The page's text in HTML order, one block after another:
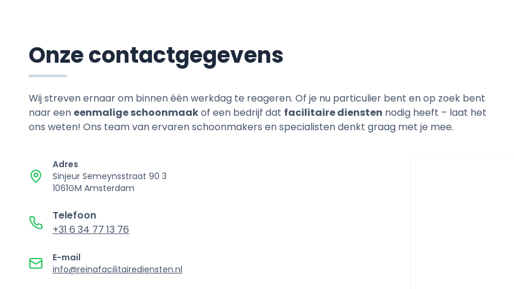
Onze contactgegevens
Wij streven ernaar om binnen één werkdag te reageren. Of je nu particulier bent en op zoek bent
naar een eenmalige schoonmaakof een bedrijf dat facilitaire diensten nodig heeft – laat het
ons weten! Ons team van ervaren schoonmakers en specialisten denkt graag met je mee.
Adres
Sinjeur Semeynsstraat 90 3
1061GM Amsterdam
Telefoon
+31 6 34 77 13 76
E-mail
info@reinafacilitairediensten.nl